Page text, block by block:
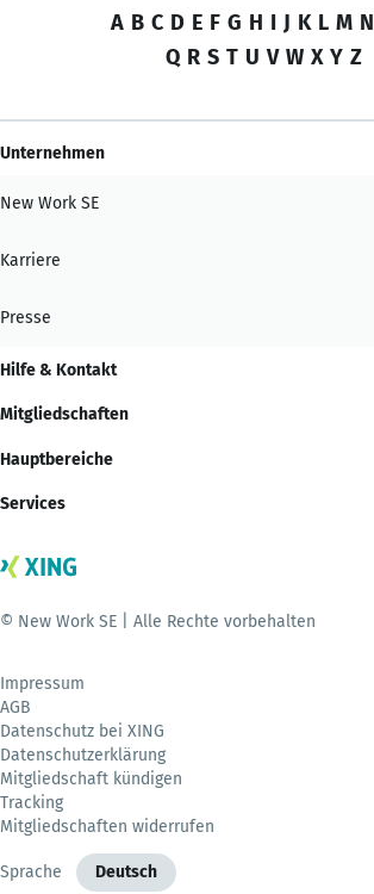
A B C D E F G H I J K L M N
Q R S T U V W X Y Z
Unternehmen
New Work SE
Karriere
Presse
Hilfe & Kontakt
Mitgliedschaften
Hauptbereiche
Services
© New Work SE | Alle Rechte vorbehalten
Impressum
AGB
Datenschutz bei XING
Datenschutzerklärung
Mitgliedschaft kündigen
Tracking
Mitgliedschaften widerrufen
Sprache Deutsch